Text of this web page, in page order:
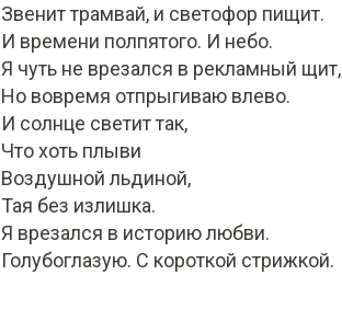
Звенит трамвай, и светофор пищит.
И времени полпятого. И небо.
Я чуть не врезался в рекламный щит,
Но вовремя отпрыгиваю влево.
И солнце светит так,
Что хоть плыви
Воздушной льдиной,
Тая без излишка.
Я врезался в историю любви.
Голубоглазую. С короткой стрижкой.